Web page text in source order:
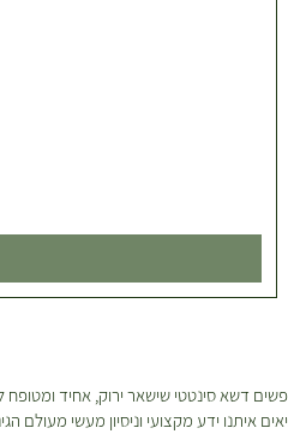
דשא סינטטי שישאר ירוק, אחיד ומטופח
איתנו ידע מקצועי וניסיון מעשי מעולם